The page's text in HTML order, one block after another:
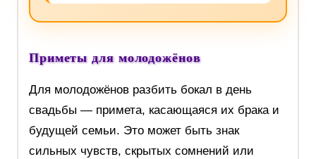
Приметы для молодожёнов
Для молодожёнов разбить бокал в день
свадьбы — примета, касающаяся их брака и
будущей семьи. Это может быть знак
сильных чувств, скрытых сомнений или